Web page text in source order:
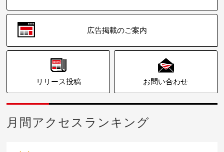
広告掲載のご案内
リリース投稿 お問い合わせ
月間アクセスランキング